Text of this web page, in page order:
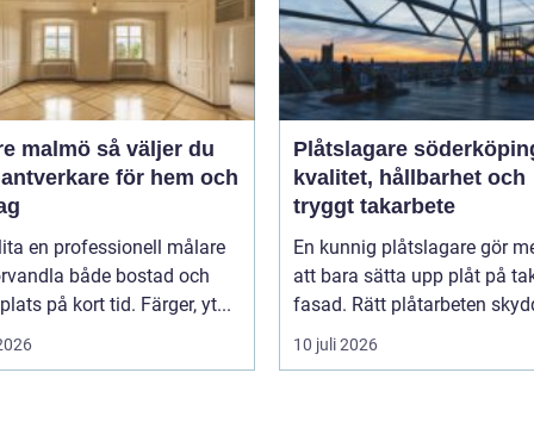
så väljer du
för hem och
en professionell målare
både bostad och
på kort tid. Färger, yt...
Plåtslagare
kvalitet, hållbarhet och
tryggt takarbete
En kunnig plåtslagare gör
att bara sätta upp plåt på
fasad. Rätt plåtarbeten
10 juli 2026